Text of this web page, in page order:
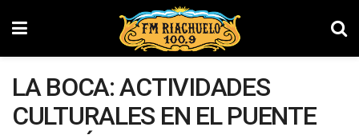
LA BOCA: ACTIVIDADES
CULTURALES EN EL PUENTE